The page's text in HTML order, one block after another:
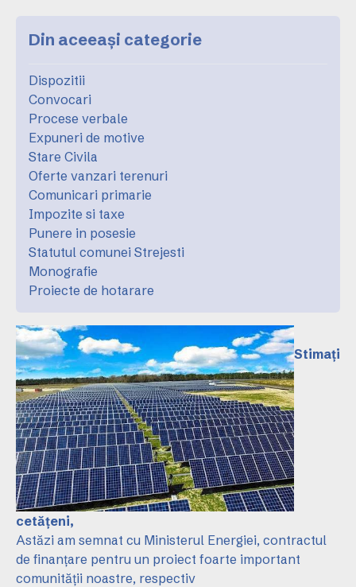
Din aceeași categorie
Dispozitii
Convocari
Procese verbale
Expuneri de motive
Stare Civila
Oferte vanzari terenuri
Comunicari primarie
Impozite si taxe
Punere in posesie
Statutul comunei Strejesti
Monografie
Proiecte de hotarare
Stimați
cetățeni,
Astăzi am semnat cu Ministerul Energiei, contractul
de finanțare pentru un proiect foarte important
comunității noastre, respectiv